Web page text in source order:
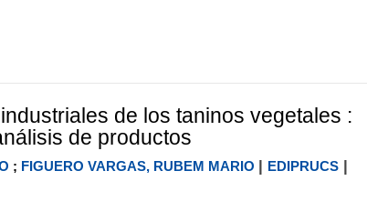
de los taninos vegetales :
de productos
; FIGUERO VARGAS, RUBEM MARIO | EDIPRUCS|